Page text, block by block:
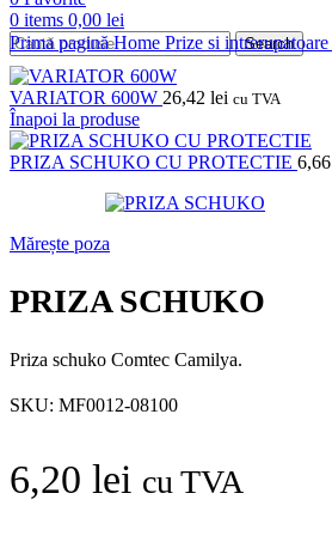
0 items 0,00 lei
Search
Prima paginăHome Prize si intrerupatoare
VARIATOR 600W 26,42 lei cu TVA
Înapoi la produse
PRIZA SCHUKO CU PROTECTIE 6,66
Mărește poza
PRIZA SCHUKO
Priza schuko Comtec Camilya.
SKU: MF0012-08100
6,20 lei cu TVA